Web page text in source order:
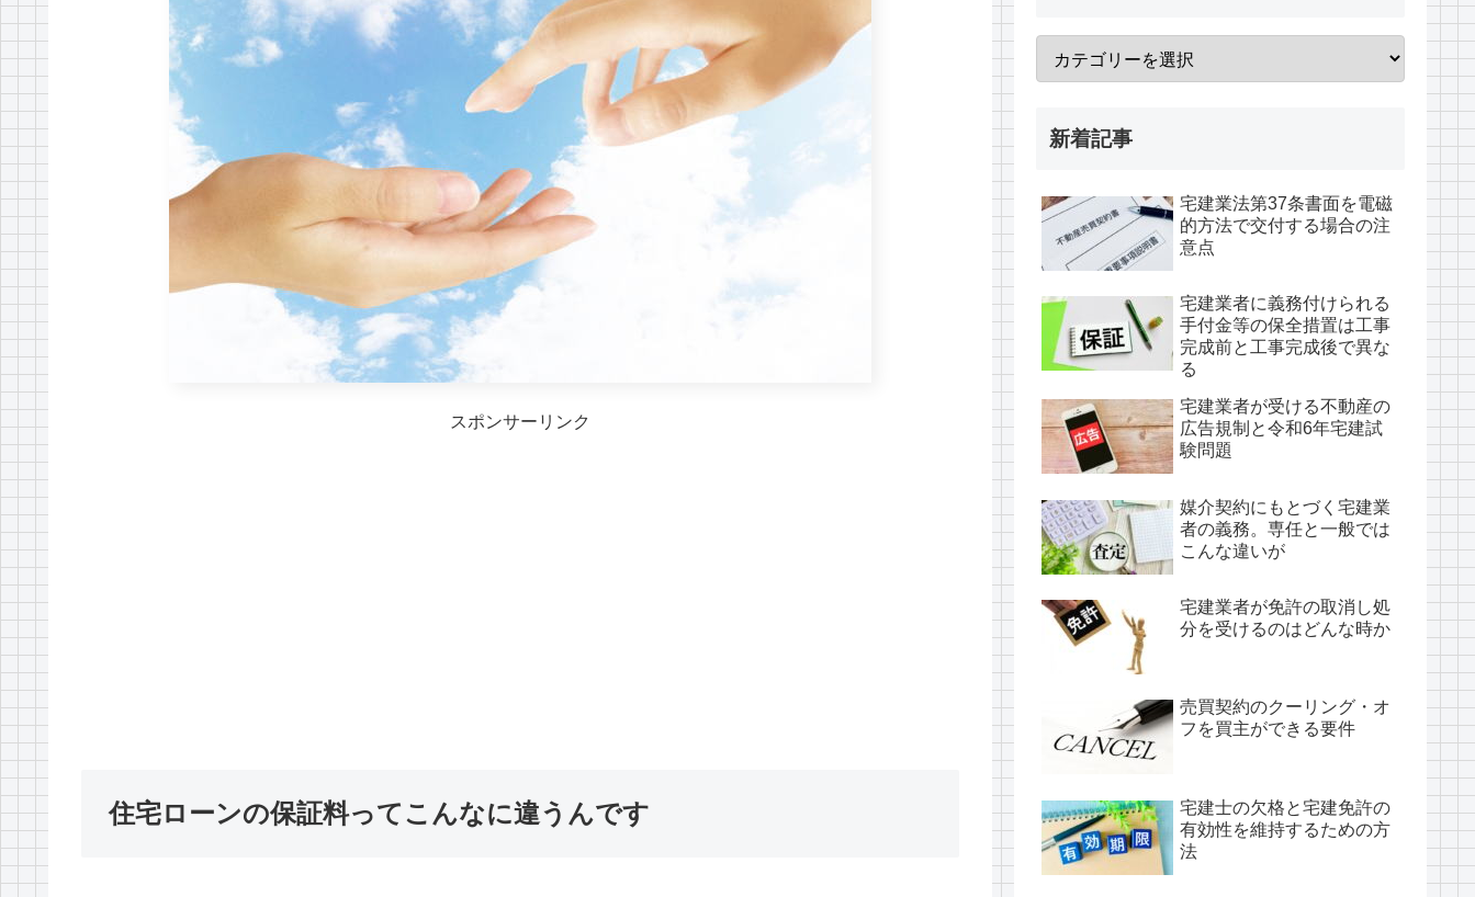
スポンサーリンク
住宅ローンの保証料ってこんなに違うんです
新着記事
宅建業法第37条書面を電磁
的方法で交付する場合の注
意点
宅建業者に義務付けられる
手付金等の保全措置は工事
完成前と工事完成後で異な
る
宅建業者が受ける不動産の
広告規制と令和6年宅建試
験問題
媒介契約にもとづく宅建業
者の義務。専任と一般では
こんな違いが
宅建業者が免許の取消し処
分を受けるのはどんな時か
売買契約のクーリング・オ
フを買主ができる要件
宅建士の欠格と宅建免許の
有効性を維持するための方
法